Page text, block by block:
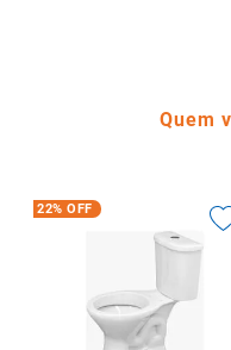
Quem
22% OFF